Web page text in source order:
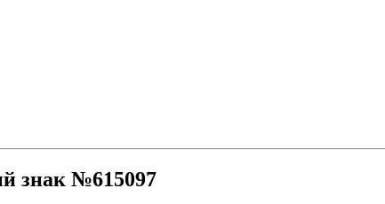
знак №615097